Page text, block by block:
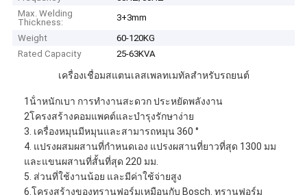
Max. Welding
Thickness:
3+3mm
Weight
60-120KG
Rated Capacity
25-63KVA
เครื่องเชื่อมสแตนเลสเพลทเมทัลสําหรับรถยนต์
1น้ําหนักเบา การทํางานสะดวก ประหยัดพลังงาน
2โครงสร้างคอมแพคต์และบํารุงรักษาง่าย
3. เครื่องหมุนมีหมุนและสามารถหมุน 360 °
4. แปรงผสมผสานที่กําหนดเอง แปรงผสานที่ยาวที่สุด 1300 มม
และแขนผสานที่สั้นที่สุด 220 มม.
5. ส่วนที่ใช้งานน้อย และมีค่าใช้จ่ายสูง
6.โครงสร้างของทรานฟอร์มเหมือนกับ Bosch. ทรานฟอร์ม